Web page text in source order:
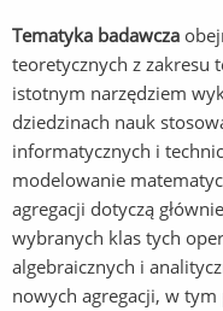
Tematyka badawcza
teoretycznych z zakresu
istotnym narzędziem
dziedzinach nauk
informatycznych i
modelowanie
agregacji dotyczą
wybranych klas tych
algebraicznych i
nowych agregacji, w